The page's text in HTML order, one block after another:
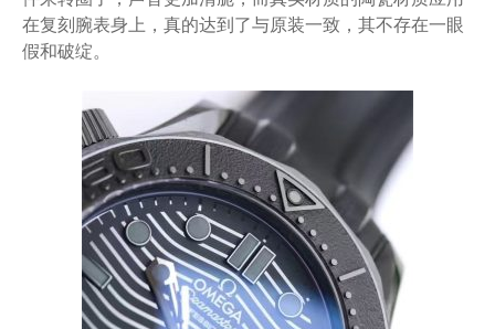
在复刻腕表身上，真的达到了与原装一致，其不存在一眼
假和破绽。